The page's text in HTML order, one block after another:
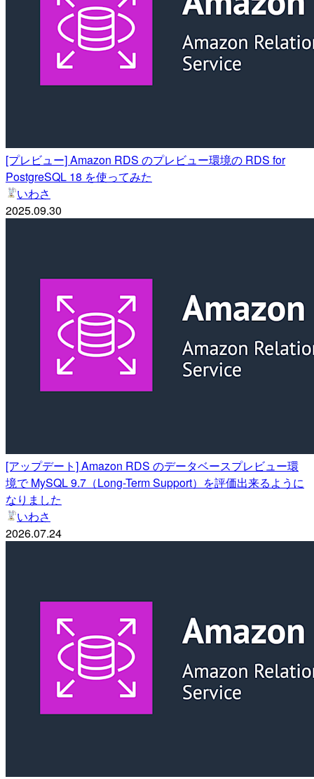
[プレビュー] Amazon RDS のプレビュー環境の RDS for
PostgreSQL 18 を使ってみた
いわさ
2025.09.30
[アップデート] Amazon RDS のデータベースプレビュー環
境で MySQL 9.7（Long-Term Support）を評価出来るように
なりました
いわさ
2026.07.24